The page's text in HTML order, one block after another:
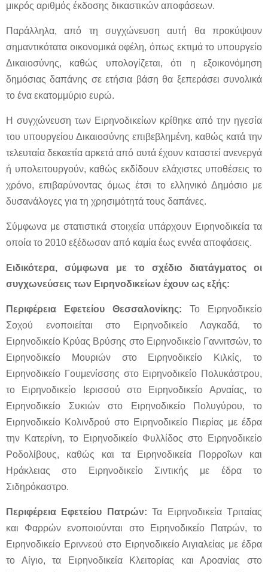
μικρός αριθμός έκδοσης δικαστικών αποφάσεων.
Παράλληλα, από τη συγχώνευση αυτή θα προκύψουν
σημαντικότατα οικονομικά οφέλη, όπως εκτιμά το υπουργείο
Δικαιοσύνης, καθώς υπολογίζεται, ότι η εξοικονόμηση
δημόσιας δαπάνης σε ετήσια βάση θα ξεπεράσει συνολικά
το ένα εκατομμύριο ευρώ.
Η συγχώνευση των Ειρηνοδικείων κρίθηκε από την ηγεσία
του υπουργείου Δικαιοσύνης επιβεβλημένη, καθώς κατά την
τελευταία δεκαετία αρκετά από αυτά έχουν καταστεί ανενεργά
ή υπολειτουργούν, καθώς εκδίδουν ελάχιστες υποθέσεις το
χρόνο, επιβαρύνοντας όμως έτσι το ελληνικό Δημόσιο με
δυσανάλογες για τη χρησιμότητά τους δαπάνες.
Σύμφωνα με στατιστικά στοιχεία υπάρχουν Ειρηνοδικεία τα
οποία το 2010 εξέδωσαν από καμία έως εννέα αποφάσεις.
Ειδικότερα, σύμφωνα με το σχέδιο διατάγματος οι
συγχωνεύσεις των Ειρηνοδικείων έχουν ως εξής:
Περιφέρεια Εφετείου Θεσσαλονίκης: Το Ειρηνοδικείο
Σοχού ενοποιείται στο Ειρηνοδικείο Λαγκαδά, το
Ειρηνοδικείο Κρύας Βρύσης στο Ειρηνοδικείο Γαννιτσών, το
Ειρηνοδικείο Μουριών στο Ειρηνοδικείο Κιλκίς, το
Ειρηνοδικείο Γουμενίσσης στο Ειρηνοδικείο Πολυκάστρου,
το Ειρηνοδικείο Ιερισσού στο Ειρηνοδικείο Αρναίας, το
Ειρηνοδικείο Συκιών στο Ειρηνοδικείο Πολυγύρου, το
Ειρηνοδικείο Κολινδρού στο Ειρηνοδικείο Πιερίας με έδρα
την Κατερίνη, το Ειρηνοδικείο Φυλλίδος στο Ειρηνοδικείο
Ροδολίβους, καθώς και τα Ειρηνοδικεία Πορροΐων και
Ηράκλειας στο Ειρηνοδικείο Σιντικής με έδρα το
Σιδηρόκαστρο.
Περιφέρεια Εφετείου Πατρών: Τα Ειρηνοδικεία Τριταίας
και Φαρρών ενοποιούνται στο Ειρηνοδικείο Πατρών, το
Ειρηνοδικείο Εριννεού στο Ειρηνοδικείο Αιγιαλείας με έδρα
το Αίγιο, τα Ειρηνοδικεία Κλειτορίας και Αροανίας στο